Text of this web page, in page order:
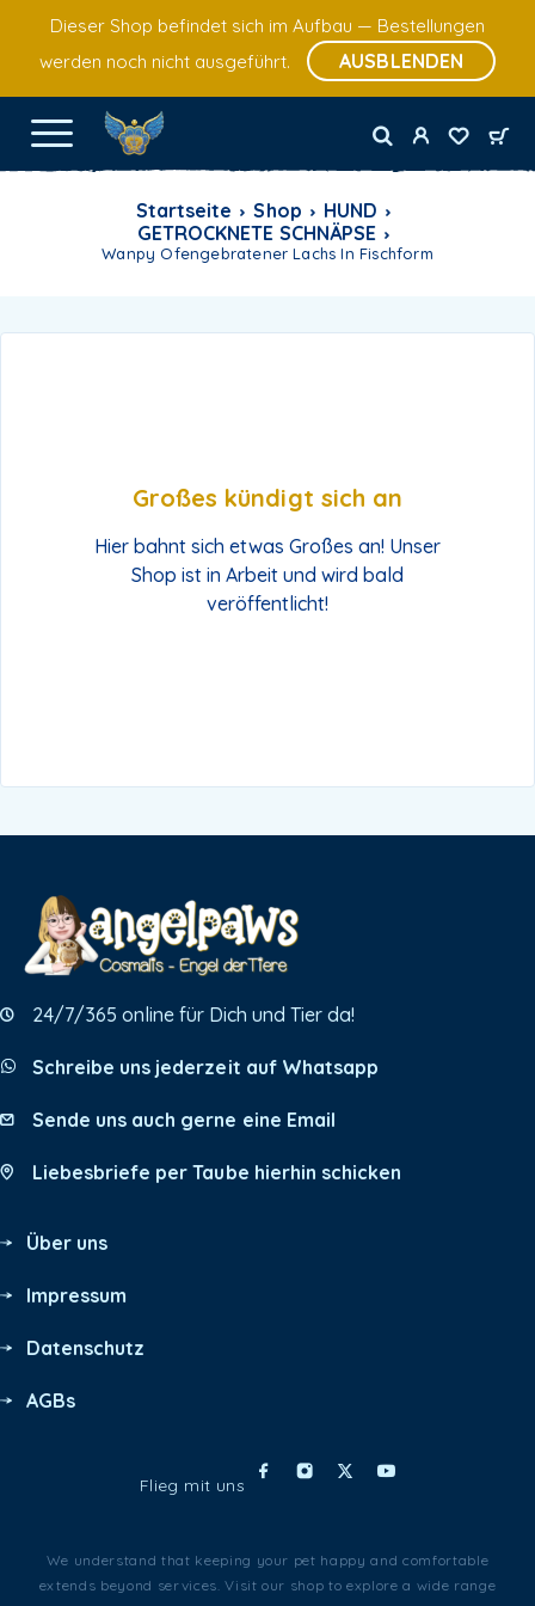
Dieser Shop befindet sich im Aufbau — Bestellungen
werden noch nicht ausgeführt.
AUSBLENDEN
Startseite Shop
HUND
GETROCKNETE SCHNÄPSE
Wanpy Ofengebratener Lachs In Fischform
Großes kündigt sich an
Hier bahnt sich etwas Großes an! Unser
Shop ist in Arbeit und wird bald
veröffentlicht!
24/7/365 online für Dich und Tier da!
Schreibe uns jederzeit auf Whatsapp
Sende uns auch gerne eine Email
Liebesbriefe per Taube hierhin schicken
Über uns
Impressum
Datenschutz
AGBs
Flieg mit uns
We understand that keeping your pet happy and comfortable
extends beyond services. Visit our shop to explore a wide range